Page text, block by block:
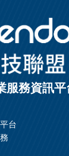
服務資訊平
台